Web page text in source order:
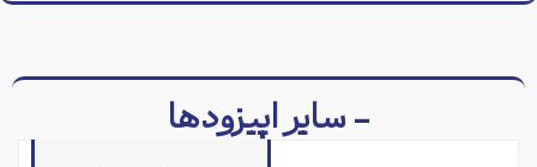
- سایر اپیزودها